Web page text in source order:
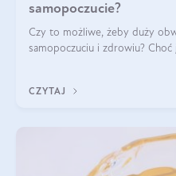
samopoczucie?
Czy to możliwe, żeby duży
samopoczuciu i zdrowiu?
wyjaśnimy.
CZYTAJ